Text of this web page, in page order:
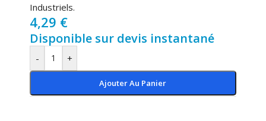
Industriels.
4,29 €
Disponible sur devis instantané
- +
Ajouter Au Panier